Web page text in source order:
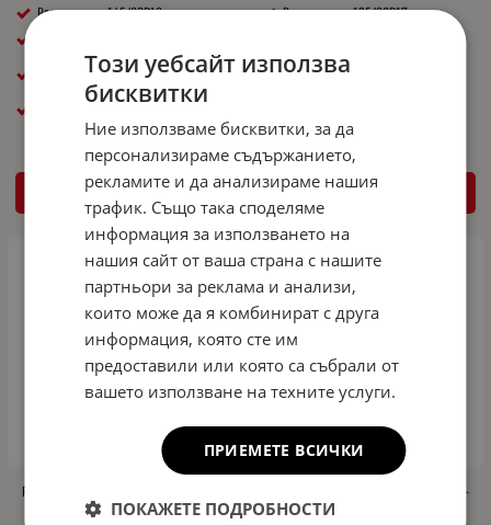
Размер гума: 145/80R18
PCD / Централен отвор:
5x114,3x66,1
КУПИ
Размер гума: 135/80R17
PCD / Централен отвор:
КУПИ
Резервна гума патерица за NISSAN X-
TRAIL T31 R16 5x114,3x66,1 - 67см
Резервна гума патерица за NISSAN X-
TRAIL T30 R18 5x114,3x66,1 - 69см
Този уебсайт използва
бисквитки
Ние използваме бисквитки, за да
персонализираме съдържанието,
рекламите и да анализираме нашия
трафик. Също така споделяме
информация за използването на
нашия сайт от ваша страна с нашите
партньори за реклама и анализи,
които може да я комбинират с друга
информация, която сте им
предоставили или която са събрали от
вашето използване на техните услуги.
ПРИЕМЕТЕ ВСИЧКИ
ПОКАЖЕТЕ ПОДРОБНОСТИ